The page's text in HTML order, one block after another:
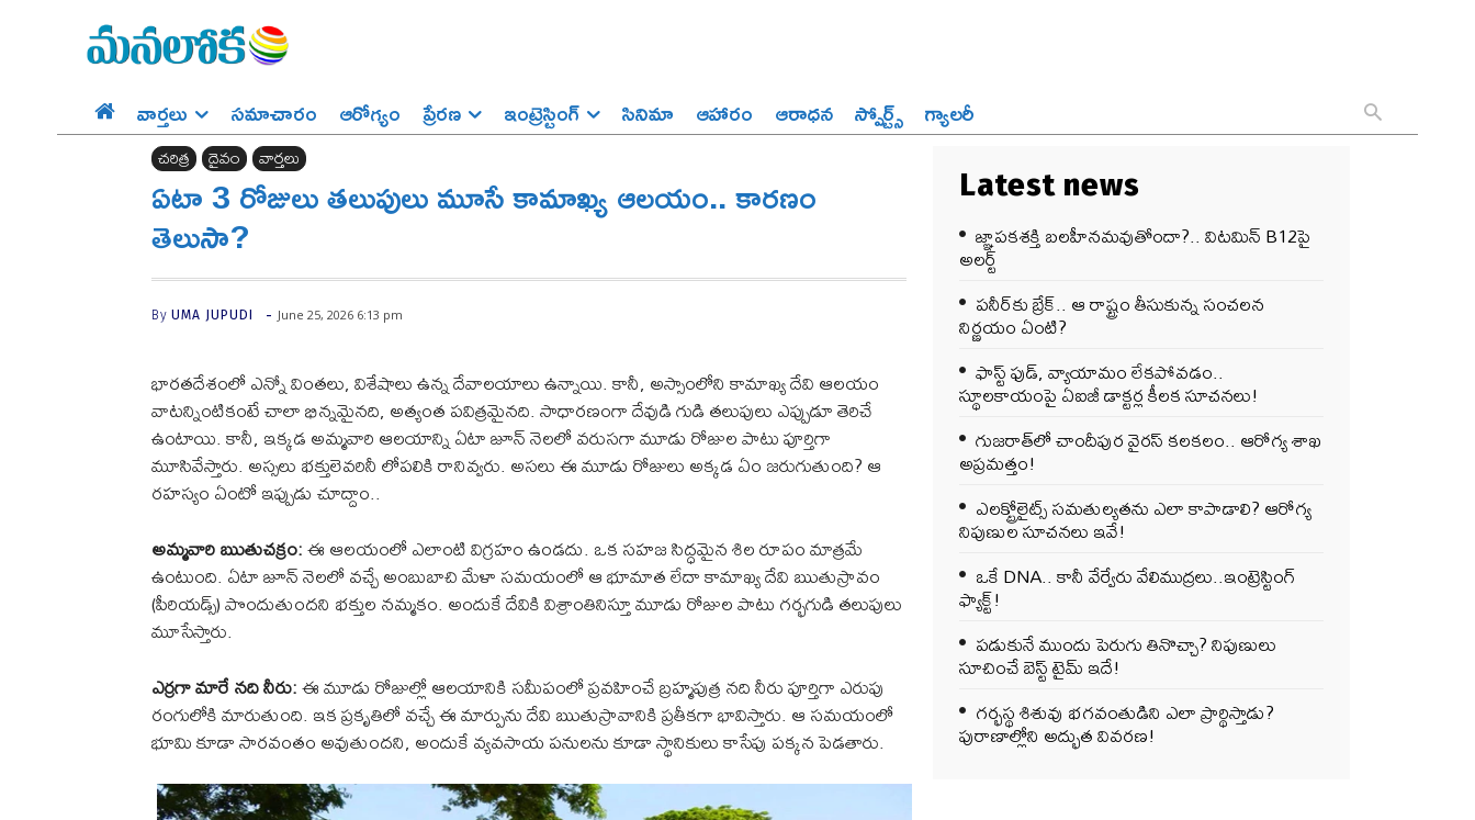
వార్తలు సమాచారం ఆరోగ్యం ప్రేర‌ణ‌ ఇంట్రెస్టింగ్‌ సినిమా ఆహారం ఆరాధన స్పోర్ట్స్‌ గ్యాలరీ
చరిత్ర దైవం వార్తలు
ఏటా 3 రోజులు తలుపులు మూసే కామాఖ్య ఆలయం.. కారణం
తెలుసా?
By UMA JUPUDI - June 25, 2026 6:13 pm
భారతదేశంలో ఎన్నో వింతలు, విశేషాలు ఉన్న దేవాలయాలు ఉన్నాయి. కానీ, అస్సాంలోని కామాఖ్య దేవి ఆలయం
వాటన్నింటికంటే చాలా భిన్నమైనది, అత్యంత పవిత్రమైనది. సాధారణంగా దేవుడి గుడి తలుపులు ఎప్పుడూ తెరిచే
ఉంటాయి. కానీ, ఇక్కడ అమ్మవారి ఆలయాన్ని ఏటా జూన్ నెలలో వరుసగా మూడు రోజుల పాటు పూర్తిగా
మూసివేస్తారు. అస్సలు భక్తులెవరినీ లోపలికి రానివ్వరు. అసలు ఈ మూడు రోజులు అక్కడ ఏం జరుగుతుంది? ఆ
రహస్యం ఏంటో ఇప్పుడు చూద్దాం..
అమ్మవారి ఋతుచక్రం:ఈ ఆలయంలో ఎలాంటి విగ్రహం ఉండదు. ఒక సహజ సిద్ధమైన శిల రూపం మాత్రమే
ఉంటుంది. ఏటా జూన్ నెలలో వచ్చే అంబుబాచి మేళా సమయంలో ఆ భూమాత లేదా కామాఖ్య దేవి ఋతుస్రావం
(పీరియడ్స్) పొందుతుందని భక్తుల నమ్మకం. అందుకే దేవికి విశ్రాంతినిస్తూ మూడు రోజుల పాటు గర్భగుడి తలుపులు
మూసేస్తారు.
ఎర్రగా మారే నది నీరు:ఈ మూడు రోజుల్లో ఆలయానికి సమీపంలో ప్రవహించే బ్రహ్మపుత్ర నది నీరు పూర్తిగా ఎరుపు
రంగులోకి మారుతుంది. ఇక ప్రకృతిలో వచ్చే ఈ మార్పును దేవి ఋతుస్రావానికి ప్రతీకగా భావిస్తారు. ఆ సమయంలో
భూమి కూడా సారవంతం అవుతుందని, అందుకే వ్యవసాయ పనులను కూడా స్థానికులు కాసేపు పక్కన పెడతారు.
Latest news
జ్ఞాపకశక్తి బలహీనమవుతోందా?.. విటమిన్ B12పై
అలర్ట్
పనీర్‌కు బ్రేక్.. ఆ రాష్ట్రం తీసుకున్న సంచలన
నిర్ణయం ఏంటి?
ఫాస్ట్ ఫుడ్, వ్యాయామం లేకపోవడం..
స్థూలకాయంపై ఏఐజీ డాక్టర్ల కీలక సూచనలు!
గుజరాత్‌లో చాందీపుర వైరస్ కలకలం.. ఆరోగ్య శాఖ
అప్రమత్తం!
ఎలక్ట్రోలైట్స్ సమతుల్యతను ఎలా కాపాడాలి? ఆరోగ్య
నిపుణుల సూచనలు ఇవే!
ఒకే DNA.. కానీ వేర్వేరు వేలిముద్రలు..ఇంట్రెస్టింగ్
ఫ్యాక్ట్!
పడుకునే ముందు పెరుగు తినొచ్చా? నిపుణులు
సూచించే బెస్ట్ టైమ్ ఇదే!
గర్భస్థ శిశువు భగవంతుడిని ఎలా ప్రార్థిస్తాడు?
పురాణాల్లోని అద్భుత వివరణ!